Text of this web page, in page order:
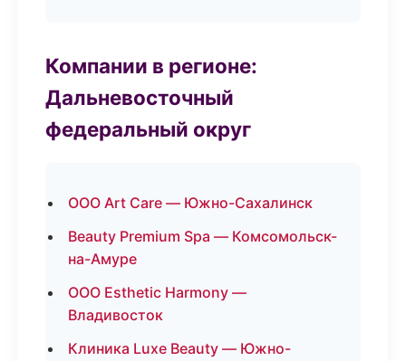
Компании в регионе:
Дальневосточный
федеральный округ
ООО Art Care — Южно-Сахалинск
Beauty Premium Spa — Комсомольск-
на-Амуре
ООО Esthetic Harmony —
Владивосток
Клиника Luxe Beauty — Южно-